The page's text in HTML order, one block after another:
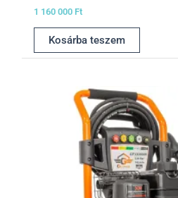
1 160 000 Ft
Kosárba teszem